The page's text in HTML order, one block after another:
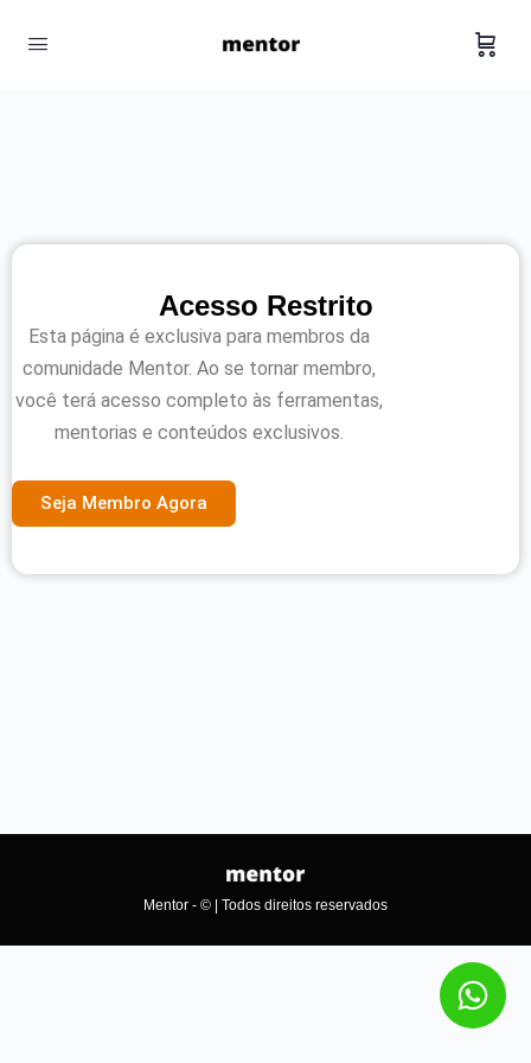
Acesso Restrito
Esta página é exclusiva para membros da
comunidade Mentor. Ao se tornar membro,
você terá acesso completo às ferramentas,
mentorias e conteúdos exclusivos.
Seja Membro Agora
Mentor - © | Todos direitos reservados